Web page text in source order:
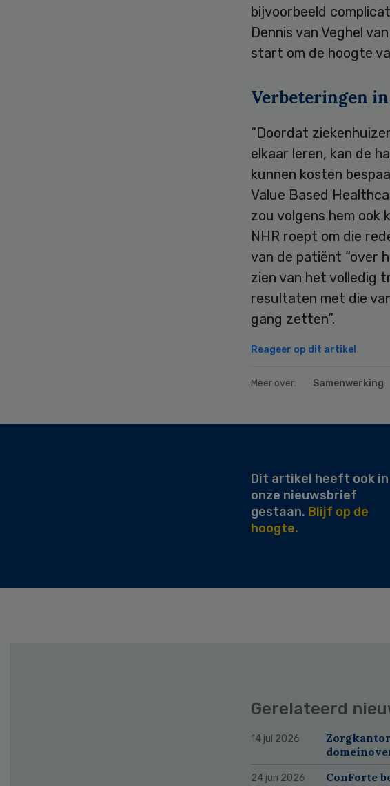
bijvoorbeeld
Dennis van Veghel
start om de hoogte
Verbeteringen
“Doordat
elkaar leren, kan de
kunnen kosten
Value Based
zou volgens hem ook
NHR roept om die
van de patiënt “over
zien van het volledig
resultaten met die
gang zetten”.
Reageer op dit artikel
Meer over: Samenwerking
Dit artikel heeft ook in
onze nieuwsbrief
gestaan. Blijf op de
hoogte.
Gerelateerd
14 jul 2026
24 jun 2026 ConForte